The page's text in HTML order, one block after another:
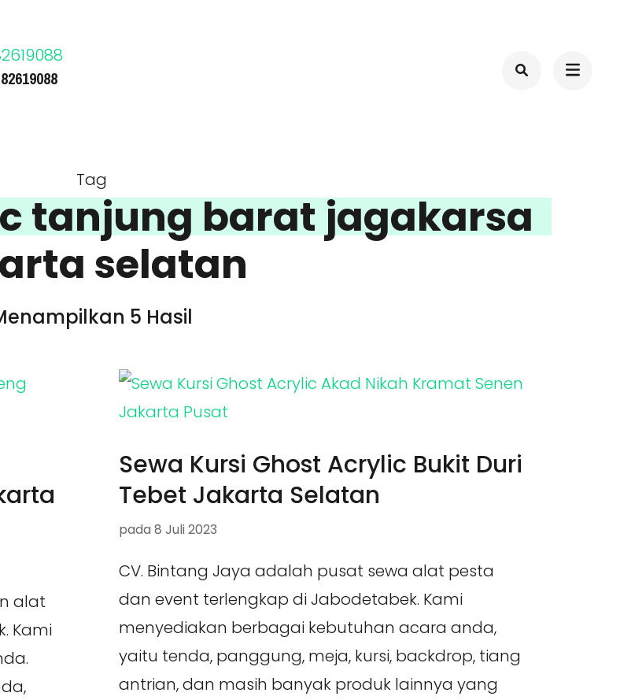
Tag
tanjung barat jagakarsa
selatan
5 Hasil
alat
Kami
Sewa Kursi Ghost Acrylic Bukit Duri
Tebet Jakarta Selatan
pada 8 Juli 2023
CV. Bintang Jaya adalah pusat sewa alat pesta
dan event terlengkap di Jabodetabek. Kami
menyediakan berbagai kebutuhan acara anda,
yaitu tenda, panggung, meja, kursi, backdrop, tiang
antrian, dan masih banyak produk lainnya yang